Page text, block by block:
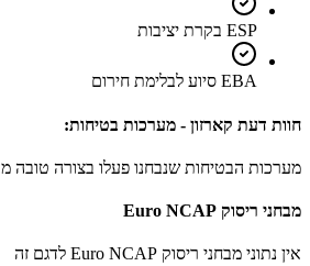
ESP בקרת יציבות
EBA סיוע לבלימת חירום
חוות דעת קארזון - מערכות בטיחות:
מערכות הבטיחות שנבחנו פעלו בצורה טובה
מבחני ריסוק Euro NCAP
אין נתוני מבחני ריסוק Euro NCAP לדגם זה